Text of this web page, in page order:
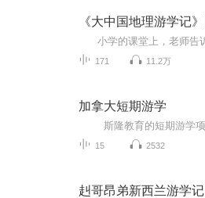
171 11.2万
加拿大短期游学
15 2532
赳哥昂弟新西兰游学记